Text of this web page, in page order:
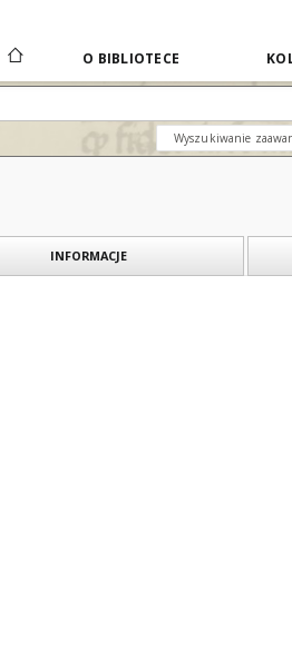
O BIBLIOTECE
Wyszukiwanie
INFORMACJE